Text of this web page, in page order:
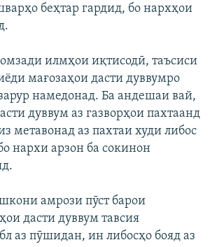
беҳтар гардид, бо нархҳои
илмҳои иқтисодӣ, таъсиси
мағозаҳои дасти дуввумро
намедонад. Ба андешаи вай,
дуввум аз газворҳои пахтаанд
метавонад аз пахтаи худи либос
нархи арзон ба сокинон
амрози пӯст барои
дасти дуввум тавсия
аз пӯшидан, ин либосҳо бояд аз